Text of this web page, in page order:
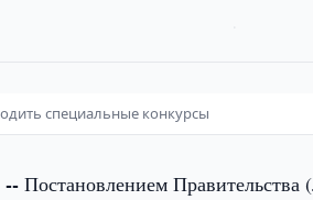
специальные конкурсы
-- Постановлением